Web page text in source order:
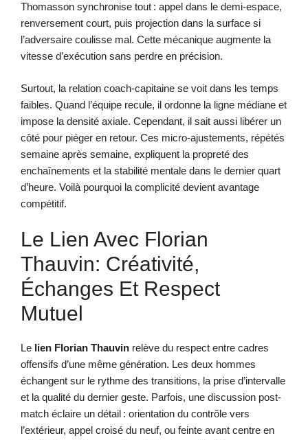
Thomasson synchronise tout : appel dans le demi-espace,
renversement court, puis projection dans la surface si
l’adversaire coulisse mal. Cette mécanique augmente la
vitesse d’exécution sans perdre en précision.
Surtout, la relation coach-capitaine se voit dans les temps
faibles. Quand l’équipe recule, il ordonne la ligne médiane et
impose la densité axiale. Cependant, il sait aussi libérer un
côté pour piéger en retour. Ces micro-ajustements, répétés
semaine après semaine, expliquent la propreté des
enchaînements et la stabilité mentale dans le dernier quart
d’heure. Voilà pourquoi la complicité devient avantage
compétitif.
Le Lien Avec Florian
Thauvin: Créativité,
Échanges Et Respect
Mutuel
Le lien Florian Thauvin relève du respect entre cadres
offensifs d’une même génération. Les deux hommes
échangent sur le rythme des transitions, la prise d’intervalle
et la qualité du dernier geste. Parfois, une discussion post-
match éclaire un détail : orientation du contrôle vers
l’extérieur, appel croisé du neuf, ou feinte avant centre en